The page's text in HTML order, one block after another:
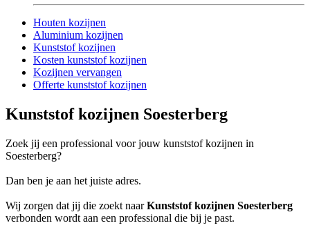
Houten kozijnen
Aluminium kozijnen
Kunststof kozijnen
Kosten kunststof kozijnen
Kozijnen vervangen
Offerte kunststof kozijnen
Kunststof kozijnen Soesterberg
Zoek jij een professional voor jouw kunststof kozijnen in
Soesterberg?
Dan ben je aan het juiste adres.
Wij zorgen dat jij die zoekt naarKunststof kozijnen Soesterberg
verbonden wordt aan een professional die bij je past.